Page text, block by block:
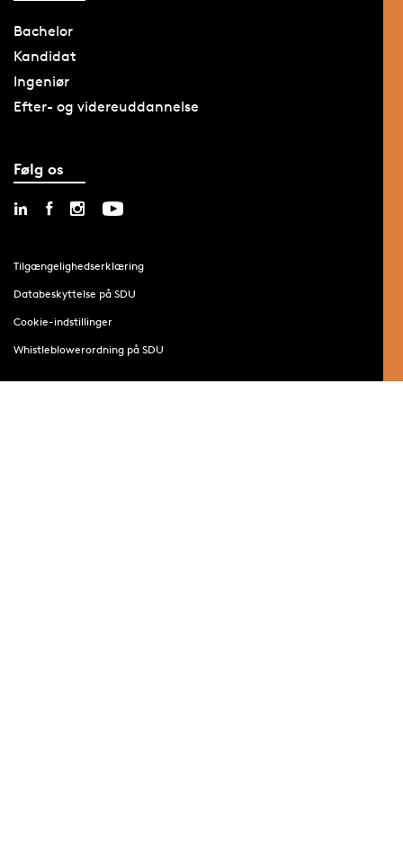
Bachelor
Kandidat
Ingeniør
Efter- og videreuddannelse
Følg os
Tilgængelighedserklæring
Databeskyttelse på SDU
Cookie-indstillinger
Whistleblowerordning på SDU